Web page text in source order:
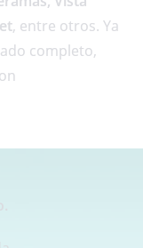
, entre otros. Ya
completo,